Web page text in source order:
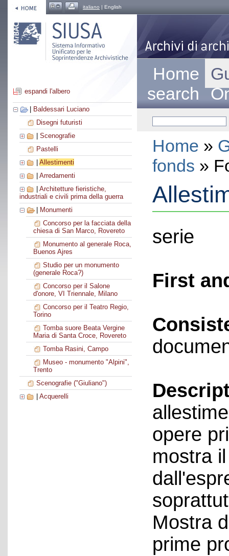
italiano | English
espandi l'albero
Baldessari Luciano
Disegni futuristi
Scenografie
Pastelli
Allestimenti
Arredamenti
Architetture fieristiche,
industriali e civili prima della guerra
Monumenti
Concorso per la facciata della
chiesa di San Marco, Rovereto
Monumento al generale Roca,
Buenos Ajres
Studio per un monumento
(generale Roca?)
Concorso per il Salone
d'onore, VI Triennale, Milano
Concorso per il Teatro Regio,
Torino
Tomba suore Beata Vergine
Maria di Santa Croce, Rovereto
Tomba Rasini, Campo
Museo - monumento "Alpini",
Trento
Scenografie ("Giuliano")
Acquerelli
Home
search
Home »
fonds »
serie
First
opere
mostra
Mostra
prime